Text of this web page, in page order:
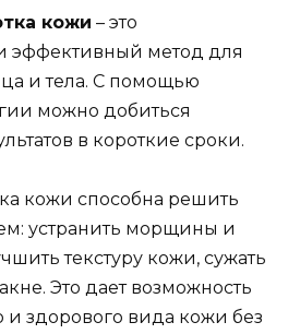
кожи – это
эффективный метод для
и тела. С помощью
можно добиться
в короткие сроки.
кожи способна решить
устранить морщины и
текстуру кожи, сужать
Это дает возможность
и здорового вида кожи без